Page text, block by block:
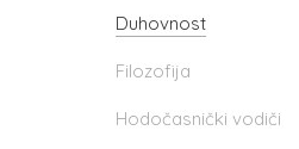
Duhovnost
Filozofija
Hodočasnički vodiči